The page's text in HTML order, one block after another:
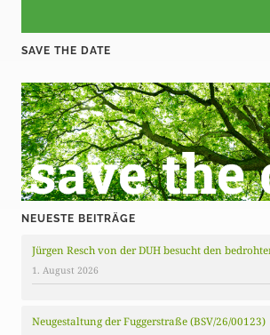
SAVE THE DATE
NEUESTE BEITRÄGE
Jürgen Resch von der DUH besucht den
1. August 2026
Neugestaltung der Fuggerstraße (BSV/26/00123)